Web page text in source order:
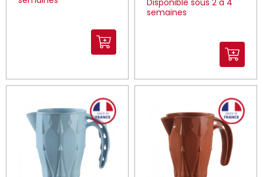
Disponible sous 2 à 4
semaines